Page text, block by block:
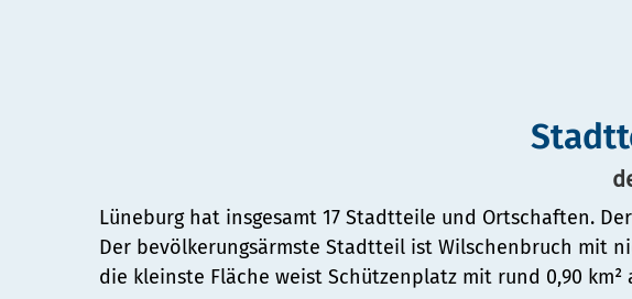
Lüneburg hat insgesamt 17 Stadtteile und Ortschaften.
Der bevölkerungsärmste Stadtteil ist Wilschenbruch mit
die kleinste Fläche weist Schützenplatz mit rund 0,90 km²